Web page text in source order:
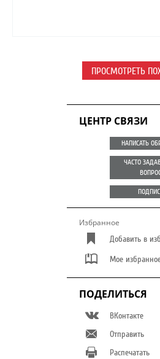
ПРОСМОТРЕТЬ
ЦЕНТР СВЯЗИ
НАПИСАТЬ
ЧАСТО
Избранное
Добавить в
Мое
ПОДЕЛИТЬСЯ
ВКонтакте
Отправить
Распечатать